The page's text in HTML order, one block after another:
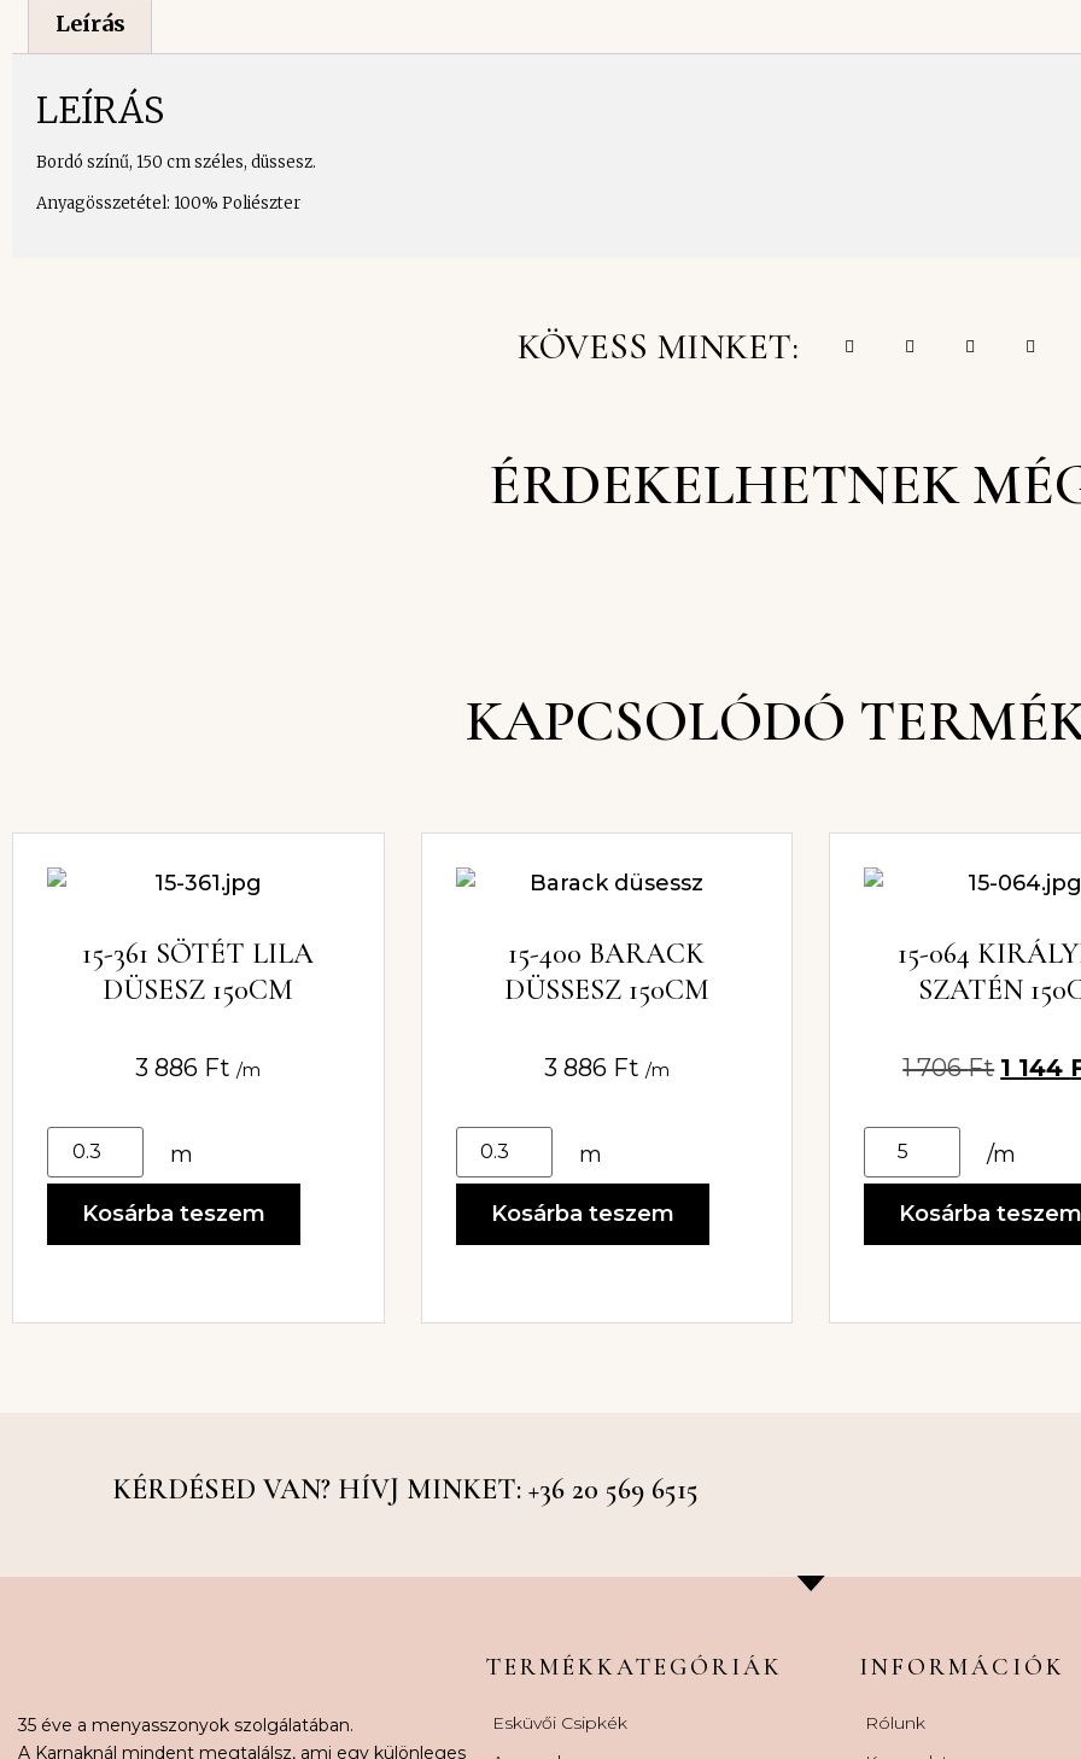
Leírás
LEÍRÁS
Bordó színű, 150 cm széles, düssesz.
Anyagösszetétel: 100% Poliészter
KÖVESS MINKET:
ÉRDEKELHETNEK
KAPCSOLÓDÓ
15-361 SÖTÉT LILA
DÜSESZ 150CM
3 886 Ft /m
m
Kosárba teszem
15-400 BARACK
DÜSSESZ 150CM
3 886 Ft /m
m
Kosárba teszem
15-064
SZATÉN
1 706Ft 1 144
/m
Kosárba teszem
KÉRDÉSED VAN? HÍVJ MINKET: +36 20 569 6515
35 éve a menyasszonyok szolgálatában.
A Karnaknál mindent megtalálsz, ami egy különleges
TERMÉKKATEGÓRIÁK
Esküvői Csipkék
INFORMÁCIÓK
Rólunk